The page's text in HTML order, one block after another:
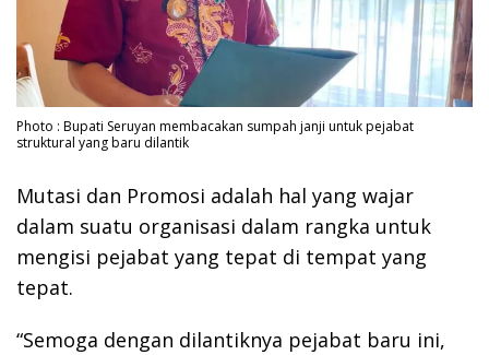
Photo : Bupati Seruyan membacakan sumpah janji untuk pejabat
struktural yang baru dilantik
Mutasi dan Promosi adalah hal yang wajar
dalam suatu organisasi dalam rangka untuk
mengisi pejabat yang tepat di tempat yang
tepat.
“Semoga dengan dilantiknya pejabat baru ini,